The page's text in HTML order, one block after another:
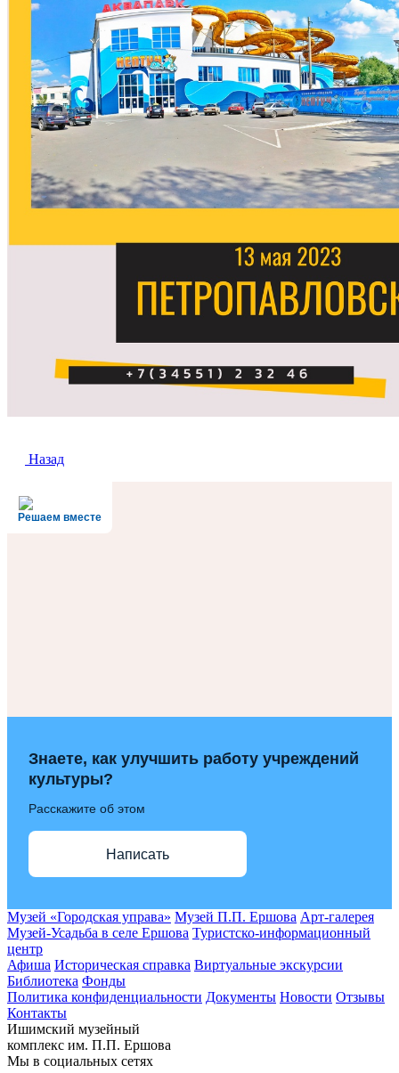
Назад
Решаем вместе
Знаете, как улучшить работу учреждений
культуры?
Расскажите об этом
Написать
Музей «Городская управа» Музей П.П. Ершова Арт-галерея
Музей-Усадьба в селе Ершова Туристско-информационный
центр
Афиша Историческая справка Виртуальные экскурсии
Библиотека Фонды
Политика конфиденциальности Документы Новости Отзывы
Контакты
Ишимский музейный
комплекс им. П.П. Ершова
Мы в социальных сетях